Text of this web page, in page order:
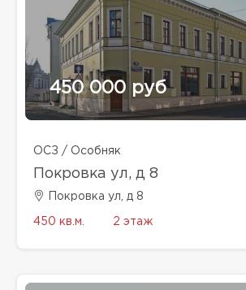
450 000 руб
ОСЗ / Особняк
Покровка ул, д 8
Покровка ул, д 8
450 кв.м. 2 этаж